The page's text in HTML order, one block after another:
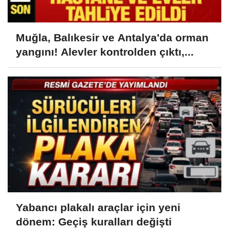
Muğla, Balıkesir ve Antalya'da orman
yangını! Alevler kontrolden çıktı,...
Yabancı plakalı araçlar için yeni
dönem: Geçiş kuralları değişti